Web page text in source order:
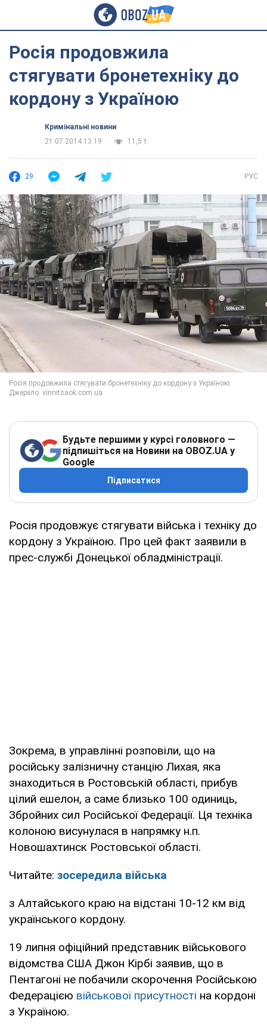
Росія продовжила
стягувати бронетехніку до
кордону з Україною
Кримінальні новини
21.07.2014 13:19
11,5 т.
29 РУС
Будьте першими у курсі головного —
підпишіться на Новини на OBOZ.UA у
Google
Підписатися
Росія продовжує стягувати війська і техніку до
кордону з Україною. Про цей факт заявили в
прес-службі Донецької обладміністрації.
Зокрема, в управлінні розповіли, що на
російську залізничну станцію Лихая, яка
знаходиться в Ростовській області, прибув
цілий ешелон, а саме близько 100 одиниць,
Збройних сил Російської Федерації. Ця техніка
колоною висунулася в напрямку н.п.
Новошахтинск Ростовської області.
Читайте: зосередила війська
з Алтайського краю на відстані 10-12 км від
українського кордону.
19 липня офіційний представник військового
відомства США Джон Кірбі заявив, що в
Пентагоні не побачили скорочення Російською
Федерацією військової присутності на кордоні
з Україною.